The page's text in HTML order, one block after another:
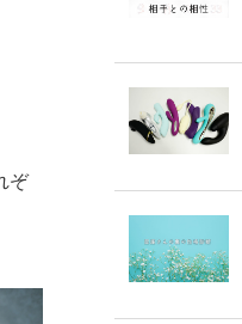
ぞ